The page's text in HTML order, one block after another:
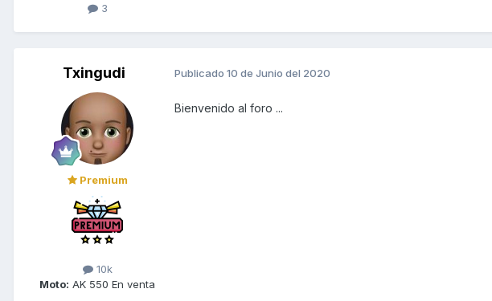
3
Txingudi
Premium
10k
Moto: AK 550 En venta
Publicado 10 de Junio del 2020
Bienvenido al foro ...